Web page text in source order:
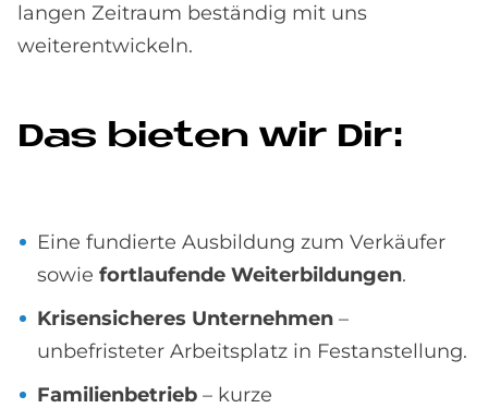
langen Zeitraum beständig mit uns
weiterentwickeln.
Das bie­ten wir Dir:
Eine fundierte Ausbildung zum Verkäufer
sowie fortlaufende Weiterbildungen.
Krisensicheres Unternehmen –
unbefristeter Arbeitsplatz in Festanstellung.
Familienbetrieb – kurze